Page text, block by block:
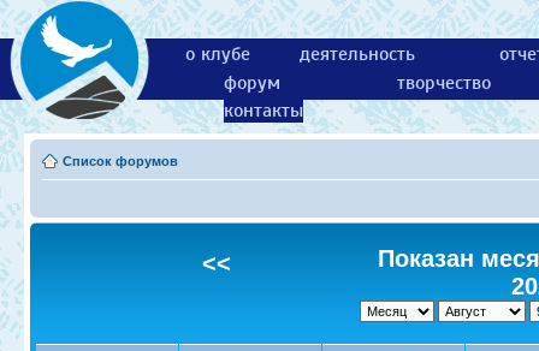
о клубе деятельность
форум
творчество
контакты
Список форумов
<<
Показан